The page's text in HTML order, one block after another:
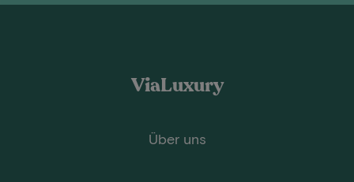
ViaLuxury
Über uns